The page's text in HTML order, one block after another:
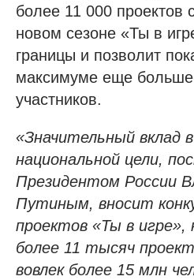
более 11 000 проектов
новом сезоне «Ты в
границы и позволит
максимуме еще
участников.
«Значительный вклад
национальной цели,
Президентом России
Путиным, вносит
проектов «Ты в игре»,
более 11 тысяч
вовлек более 15 млн